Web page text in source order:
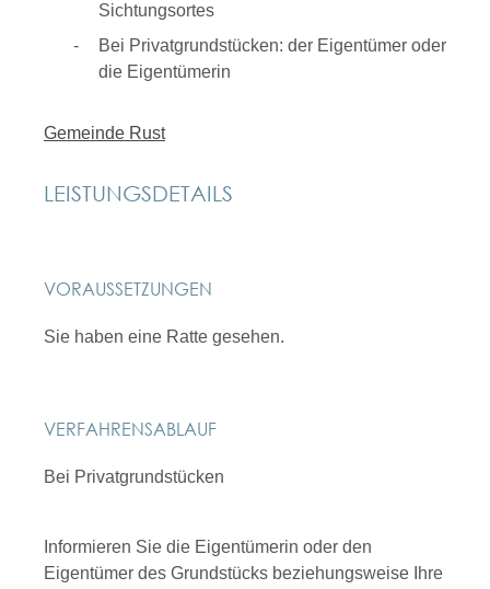
Sichtungsortes
Bei Privatgrundstücken: der Eigentümer oder
die Eigentümerin
Gemeinde Rust
LEISTUNGSDETAILS
VORAUSSETZUNGEN
Sie haben eine Ratte gesehen.
VERFAHRENSABLAUF
Bei Privatgrundstücken
Informieren Sie die Eigentümerin oder den
Eigentümer des Grundstücks beziehungsweise Ihre